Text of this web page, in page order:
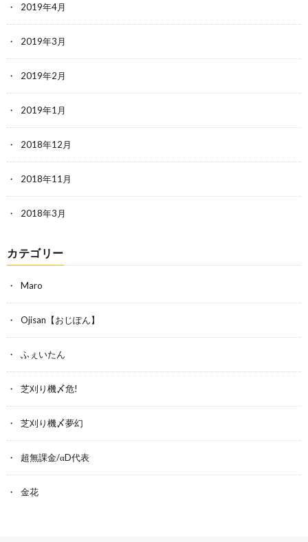
2019年4月
2019年3月
2019年2月
2019年1月
2018年12月
2018年11月
2018年3月
カテゴリー
Maro
Ojisan【おじぽん】
ふぇいたん
芝刈り機〆危!
芝刈り機〆夢幻
超無課金/αD代表
金花